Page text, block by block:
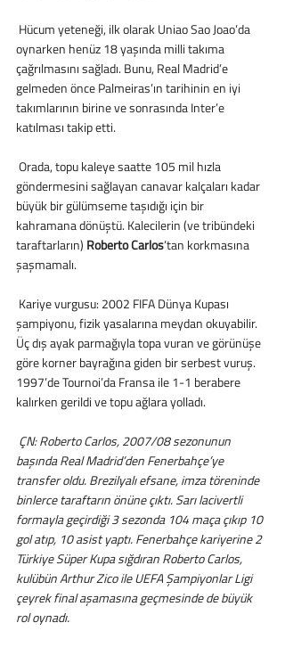
oynarken henüz 18 yaşında milli takıma
çağrılmasını sağladı. Bunu, Real Madrid’e
gelmeden önce Palmeiras’ın tarihinin en iyi
takımlarının birine ve sonrasında Inter’e
katılması takip etti.
göndermesini sağlayan canavar kalçaları kadar
büyük bir gülümseme taşıdığı için bir
kahramana dönüştü. Kalecilerin (ve tribündeki
taraftarların) Roberto Carlos’tan korkmasına
şaşmamalı.
şampiyonu, fizik yasalarına meydan okuyabilir.
Üç dış ayak parmağıyla topa vuran ve görünüşe
göre korner bayrağına giden bir serbest vuruş.
1997’de Tournoi’da Fransa ile 1-1 berabere
kalırken gerildi ve topu ağlara yolladı.
başında Real Madrid’den Fenerbahçe’ye
transfer oldu. Brezilyalı efsane, imza töreninde
binlerce taraftarın önüne çıktı. Sarı lacivertli
formayla geçirdiği 3 sezonda 104 maça çıkıp 10
gol atıp, 10 asist yaptı. Fenerbahçe kariyerine 2
Türkiye Süper Kupa sığdıran Roberto Carlos,
kulübün Arthur Zico ile UEFA Şampiyonlar Ligi
çeyrek final aşamasına geçmesinde de büyük
rol oynadı.